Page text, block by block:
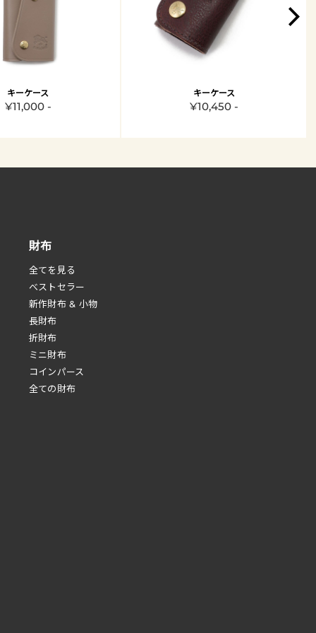
キーケース
¥11,000 -
キーケース
¥10,450 -
財布
全てを見る
べストセラー
新作財布 & 小物
長財布
折財布
ミニ財布
コインパース
全ての財布